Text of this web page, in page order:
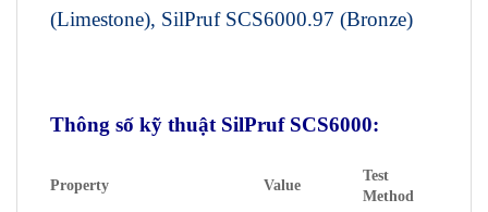
(Limestone), SilPruf SCS6000.97 (Bronze)
Thông số kỹ thuật SilPruf SCS6000:
Property Value
Test
Method